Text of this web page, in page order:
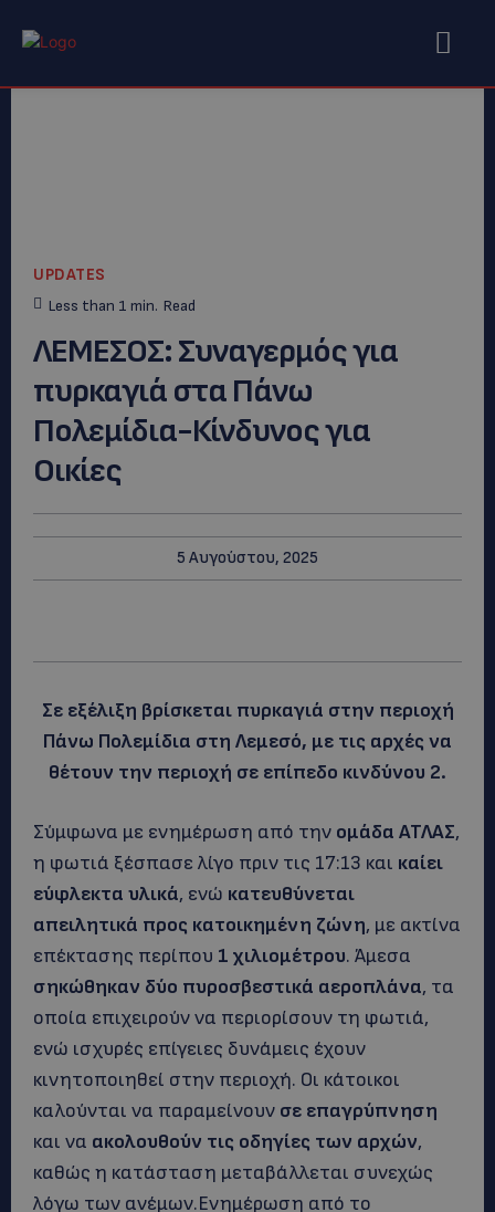
UPDATES
Less than 1 min. Read
ΛΕΜΕΣΟΣ: Συναγερμός για
πυρκαγιά στα Πάνω
Πολεμίδια-Κίνδυνος για
Οικίες
5 Αυγούστου, 2025
Σε εξέλιξη βρίσκεται πυρκαγιά στην περιοχή
Πάνω Πολεμίδια στη Λεμεσό, με τις αρχές να
θέτουν την περιοχή σε επίπεδο κινδύνου 2.
Σύμφωνα με ενημέρωση από την ομάδα ΑΤΛΑΣ,
η φωτιά ξέσπασε λίγο πριν τις 17:13 και καίει
εύφλεκτα υλικά, ενώ κατευθύνεται
απειλητικά προς κατοικημένη ζώνη, με ακτίνα
επέκτασης περίπου 1 χιλιομέτρου. Άμεσα
σηκώθηκαν δύο πυροσβεστικά αεροπλάνα, τα
οποία επιχειρούν να περιορίσουν τη φωτιά,
ενώ ισχυρές επίγειες δυνάμεις έχουν
κινητοποιηθεί στην περιοχή. Οι κάτοικοι
καλούνται να παραμείνουν σε επαγρύπνηση
και να ακολουθούν τις οδηγίες των αρχών,
καθώς η κατάσταση μεταβάλλεται συνεχώς
λόγω των ανέμων.Ενημέρωση από το